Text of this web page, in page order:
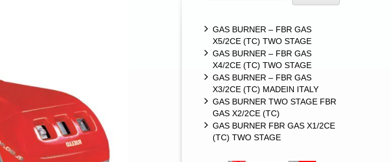
GAS BURNER – FBR GAS
X5/2CE (TC) TWO STAGE
GAS BURNER – FBR GAS
X4/2CE (TC) TWO STAGE
GAS BURNER – FBR GAS
X3/2CE (TC) MADEIN ITALY
GAS BURNER TWO STAGE FBR
GAS X2/2CE (TC)
GAS BURNER FBR GAS X1/2CE
(TC) TWO STAGE